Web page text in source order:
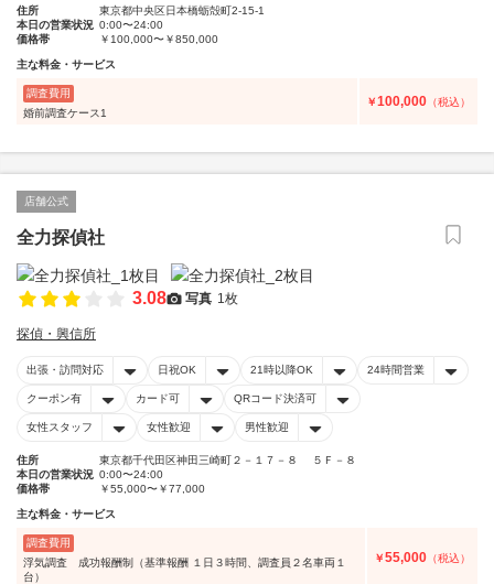
住所
東京都中央区日本橋蛎殻町2-15-1
本日の営業状況 0:00〜24:00
価格帯
￥100,000〜￥850,000
主な料金・サービス
調査費用
婚前調査ケース1
￥100,000 （税込）
店舗公式
全力探偵社
3.08 写真 1枚
探偵・興信所
出張・訪問対応 日祝OK 21時以降OK 24時間営業
クーポン有 カード可 QRコード決済可
女性スタッフ 女性歓迎 男性歓迎
住所
東京都千代田区神田三崎町２－１７－８ ５Ｆ－８
本日の営業状況 0:00〜24:00
価格帯
￥55,000〜￥77,000
主な料金・サービス
調査費用
浮気調査 成功報酬制（基準報酬 １日３時間、調査員２名車両１
台）
￥55,000 （税込）